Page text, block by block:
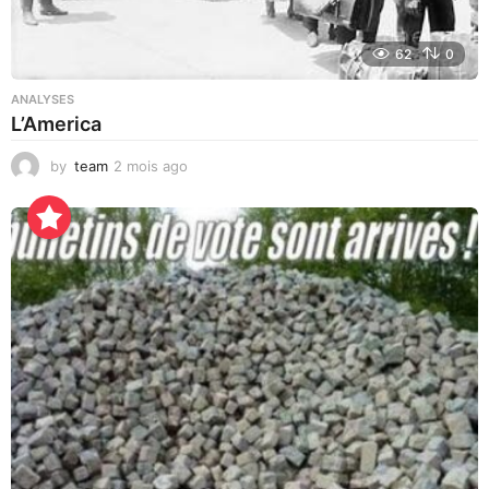
62 0
ANALYSES
L’America
by team 2 mois ago
u
r
s
a
g
o